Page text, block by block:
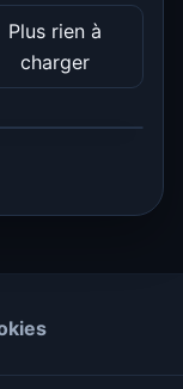
Plus rien à
charger